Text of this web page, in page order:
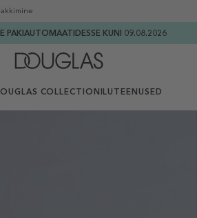
PAKIAUTOMAATIDESSE KUNI 09.08.2026
COLLECTION ILUTEENUSED